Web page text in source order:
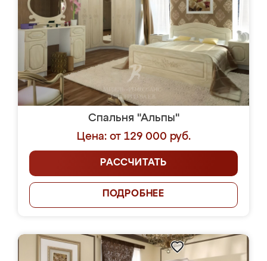
Спальня "Альпы"
Цена: от 129 000 руб.
РАССЧИТАТЬ
ПОДРОБНЕЕ